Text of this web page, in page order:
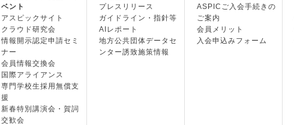
ベント
アスピックサイト
クラウド研究会
情報開示認定申請セミ
ナー
会員情報交換会
国際アライアンス
専門学校生採用無償支
援
新春特別講演会・賀詞
交歓会
プレスリリース
ガイドライン・指針等
AIレポート
地方公共団体データセ
ンター誘致施策情報
ASPICご入会手続きの
ご案内
会員メリット
入会申込みフォーム